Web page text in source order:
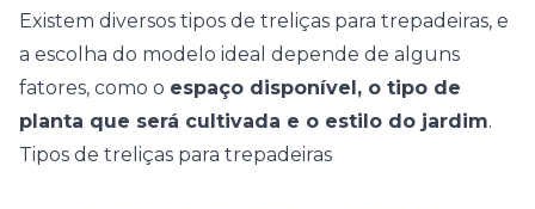
Existem diversos tipos de treliças para trepadeiras, e
a escolha do modelo ideal depende de alguns
fatores, como o espaço disponível, o tipo de
planta que será cultivada e o estilo do jardim.
Tipos de treliças para trepadeiras